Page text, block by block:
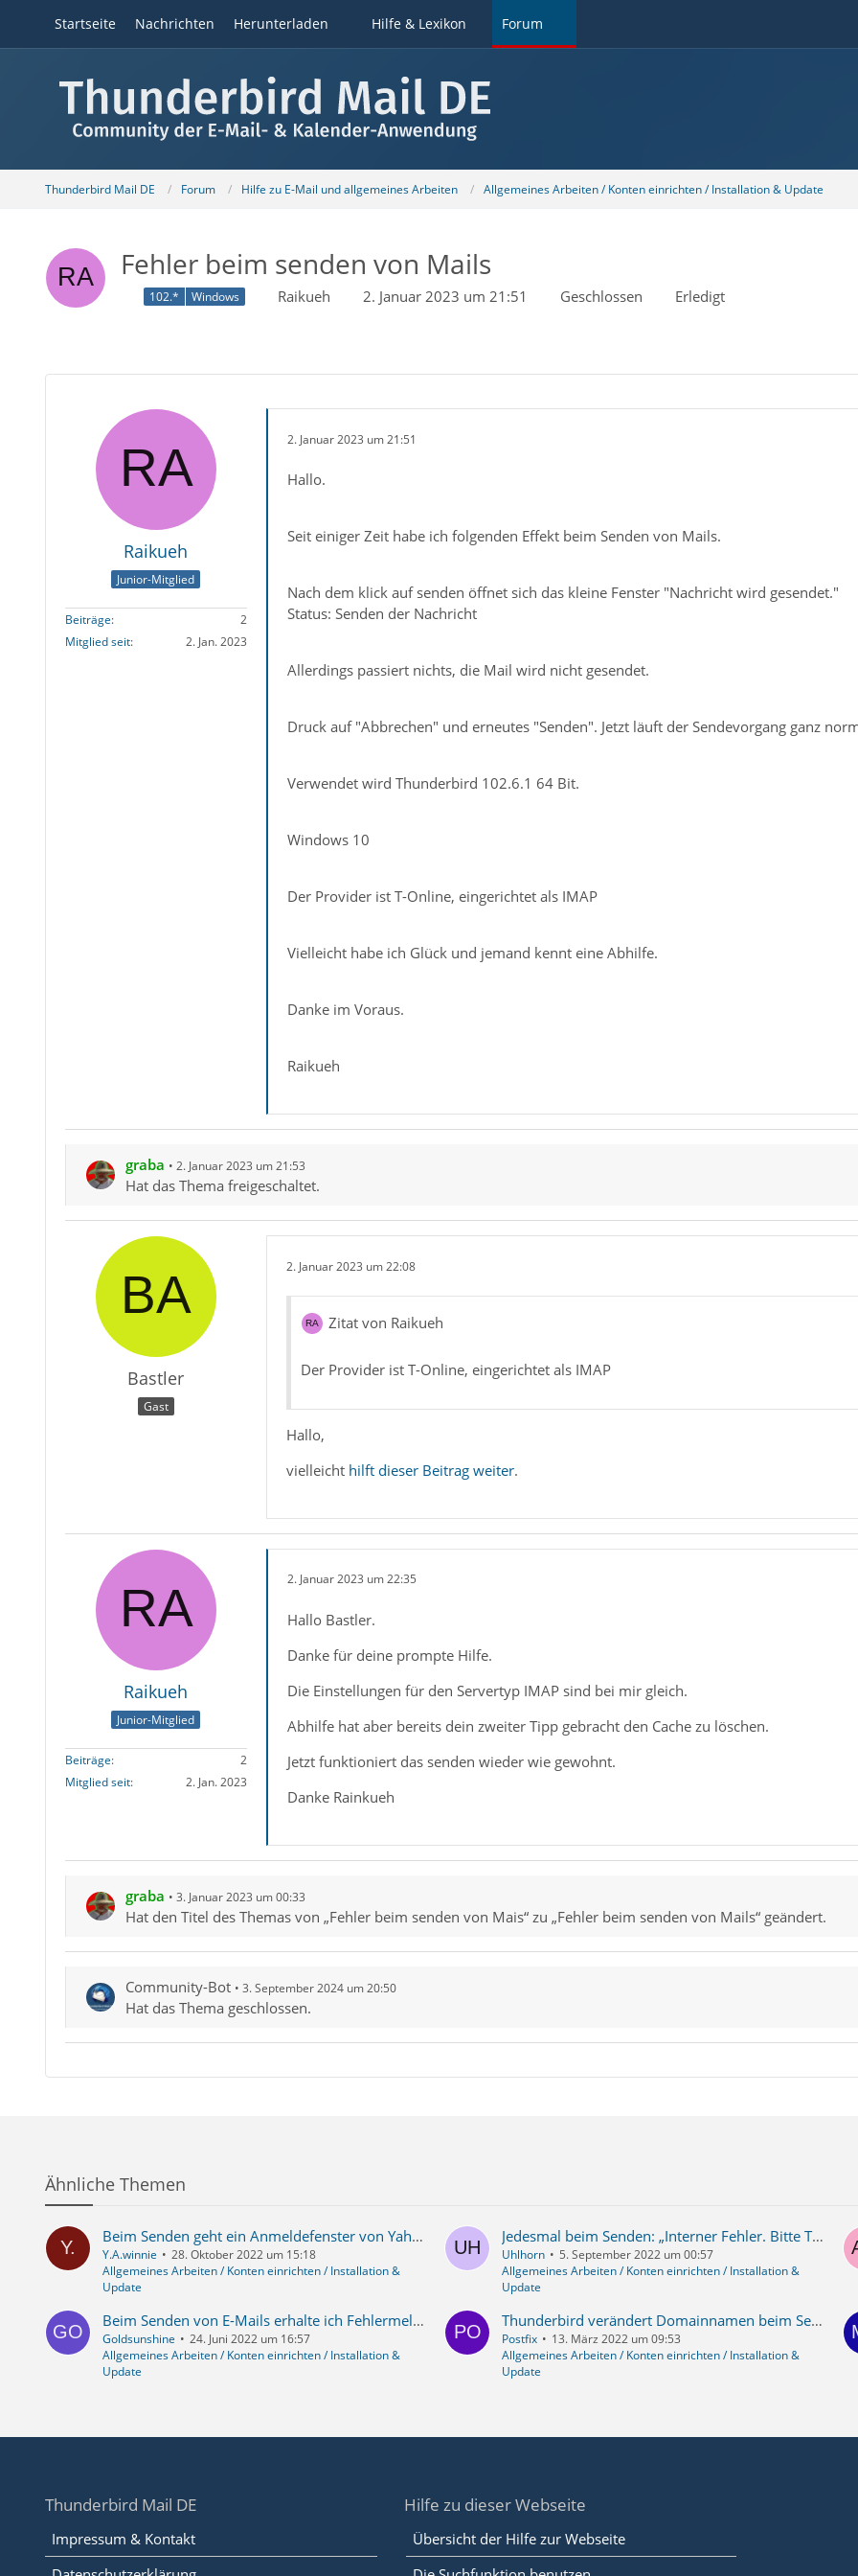
Startseite Nachrichten Herunterladen Hilfe & Lexikon Forum
Thunderbird Mail DE Forum Hilfe zu E-Mail und allgemeines Arbeiten Allgemeines Arbeiten / Konten einrichten / Installation & Update
Fehler beim senden von Mails
102.* Windows Raikueh 2. Januar 2023 um 21:51 Geschlossen Erledigt
Raikueh
Junior-Mitglied
Beiträge
2
Mitglied seit
2. Jan. 2023
2. Januar 2023 um 21:51
Hallo.
Seit einiger Zeit habe ich folgenden Effekt beim Senden von Mails.
Nach dem klick auf senden öffnet sich das kleine Fenster "Nachricht wird gesendet."
Status: Senden der Nachricht
Allerdings passiert nichts, die Mail wird nicht gesendet.
Druck auf "Abbrechen" und erneutes "Senden". Jetzt läuft der Sendevorgang ganz
Verwendet wird Thunderbird 102.6.1 64 Bit.
Windows 10
Der Provider ist T-Online, eingerichtet als IMAP
Vielleicht habe ich Glück und jemand kennt eine Abhilfe.
Danke im Voraus.
Raikueh
graba 2. Januar 2023 um 21:53
Hat das Thema freigeschaltet.
Bastler
Gast
2. Januar 2023 um 22:08
Zitat von Raikueh
Der Provider ist T-Online, eingerichtet als IMAP
Hallo,
vielleicht hilft dieser Beitrag weiter.
Raikueh
Junior-Mitglied
Beiträge
2
Mitglied seit
2. Jan. 2023
2. Januar 2023 um 22:35
Hallo Bastler.
Danke für deine prompte Hilfe.
Die Einstellungen für den Servertyp IMAP sind bei mir gleich.
Abhilfe hat aber bereits dein zweiter Tipp gebracht den Cache zu löschen.
Jetzt funktioniert das senden wieder wie gewohnt.
Danke Rainkueh
graba 3. Januar 2023 um 00:33
Hat den Titel des Themas von „Fehler beim senden von Mais“ zu „Fehler beim senden von Mails“ geändert.
Community-Bot 3. September 2024 um 20:50
Hat das Thema geschlossen.
Ähnliche Themen
Beim Senden geht ein Anmeldefenster von Yahoo auf
Y.A.winnie
28. Oktober 2022 um 15:18
Allgemeines Arbeiten / Konten einrichten / Installation &
Update
Jedesmal beim Senden: „Interner Fehler. Bitte Thunderbird neu starten“
Uhlhorn
5. September 2022 um 00:57
Allgemeines Arbeiten / Konten einrichten / Installation &
Update
Beim Senden von E-Mails erhalte ich Fehlermeldung 'Application-specific password required'
Goldsunshine
24. Juni 2022 um 16:57
Allgemeines Arbeiten / Konten einrichten / Installation &
Update
Thunderbird verändert Domainnamen beim Senden => SPF/DMARC Fehler
Postfix
13. März 2022 um 09:53
Allgemeines Arbeiten / Konten einrichten / Installation &
Update
Thunderbird Mail DE
Impressum & Kontakt
Hilfe zu dieser Webseite
Übersicht der Hilfe zur Webseite